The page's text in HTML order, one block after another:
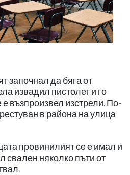
започнал да бяга от
извадил пистолет и го
възпроизвел изстрели. По-
в района на улица
провинилият се е имал и
свален няколко пъти от